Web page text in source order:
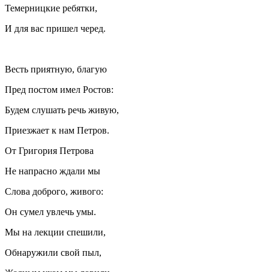
Темерницкие ребятки,
И для вас пришел черед.
Весть приятную, благую
Пред постом имел Ростов:
Будем слушать речь живую,
Приезжает к нам Петров.
От Григория Петрова
Не напрасно ждали мы
Слова доброго, живого:
Он сумел увлечь умы.
Мы на лекции спешили,
Обнаружили свой пыл,